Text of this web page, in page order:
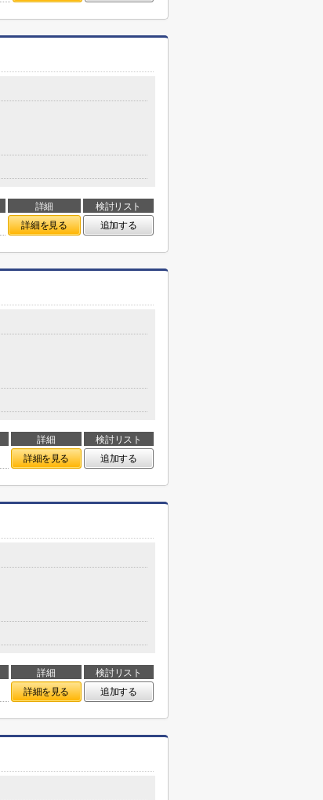
詳細
検討リスト
詳細を見る 追加する
詳細
検討リスト
詳細を見る 追加する
詳細
検討リスト
詳細を見る 追加する